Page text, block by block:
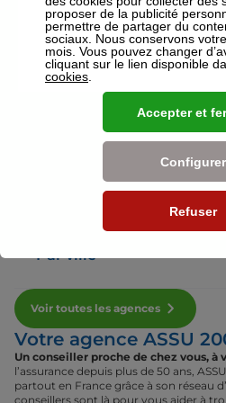
Voir plus
Nos établissements
Par département
Par ville
Voir toutes les agences
Votre agence ASSU
Un conseiller proche de chez vous, à
l’assurance depuis plus de 50 ans,
partout en France grâce à son réseau
conseillers sont là pour vous aider à
proposer de la publicité
permettre de partager du
sociaux. Nous conservons
mois. Vous pouvez changer
cliquant sur le lien disponible
cookies
Refuser
Configurer
Accepter et